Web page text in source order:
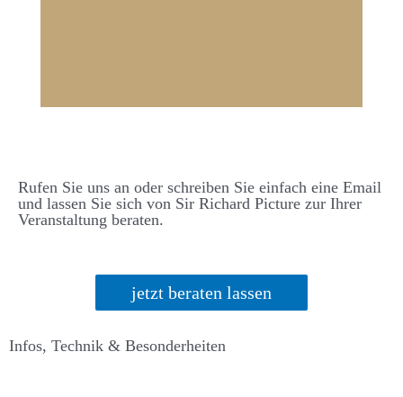
Rufen Sie uns an oder schreiben Sie einfach eine Email
und lassen Sie sich von Sir Richard Picture zur Ihrer
Veranstaltung beraten.
jetzt beraten lassen
Infos, Technik & Besonderheiten